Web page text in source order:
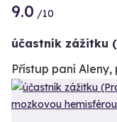
9.0 /10
účastník zážitku
Přístup paní